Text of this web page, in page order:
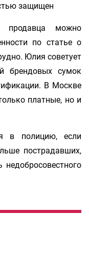
защищен
продавца можно
по статье о
Юлия советует
брендовых сумок
В Москве
платные, но и
в полицию, если
пострадавших,